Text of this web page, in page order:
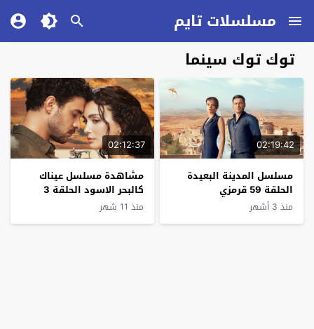
مسلسلات تايم
توك توك سينما
02:19:42
مسلسل المدينة البعيدة
الحلقة 59 قرمزي
منذ 3 أشهر
02:12:37
مشاهدة مسلسل عيناك
كالبحر الاسود الحلقة 3
قصة عشق
منذ 11 شهر